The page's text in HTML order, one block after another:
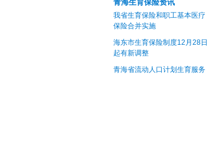
青海生育保险资讯
我省生育保险和职工基本医疗
保险合并实施
海东市生育保险制度12月28日
起有新调整
青海省流动人口计划生育服务